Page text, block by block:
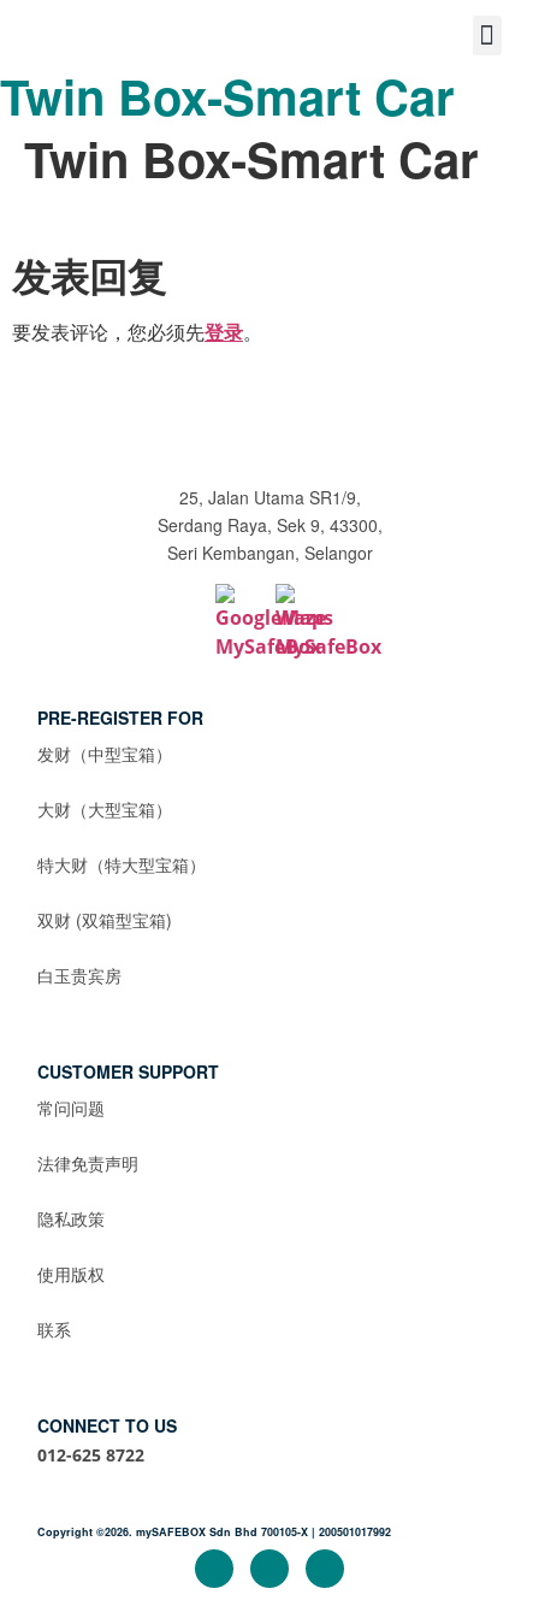
Twin Box-Smart Car
Twin Box-Smart Car
发表回复
要发表评论，您必须先登录。
25, Jalan Utama SR1/9,
Serdang Raya, Sek 9, 43300,
Seri Kembangan, Selangor
PRE-REGISTER FOR
发财（中型宝箱）
大财（大型宝箱）
特大财（特大型宝箱）
双财 (双箱型宝箱)
白玉贵宾房
CUSTOMER SUPPORT
常问问题
法律免责声明
隐私政策
使用版权
联系
CONNECT TO US
012-625 8722
Copyright ©2026. mySAFEBOX Sdn Bhd 700105-X | 200501017992